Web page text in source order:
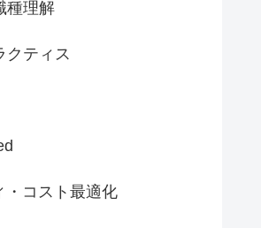
種理解
クティス
・コスト最適化